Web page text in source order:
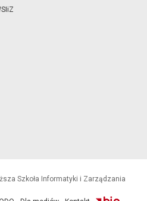
Szkoła Informatyki i Zarządzania